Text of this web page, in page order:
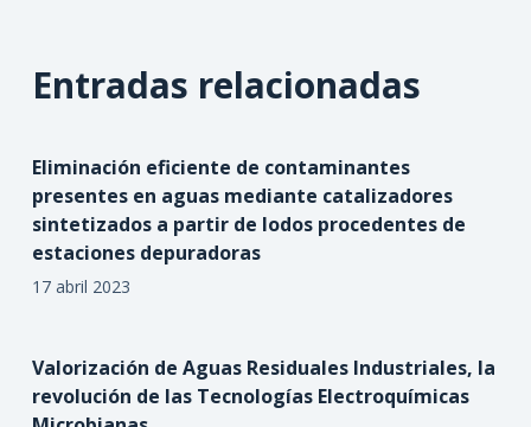
Entradas relacionadas
Eliminación eficiente de contaminantes
presentes en aguas mediante catalizadores
sintetizados a partir de lodos procedentes de
estaciones depuradoras
17 abril 2023
Valorización de Aguas Residuales Industriales, la
revolución de las Tecnologías Electroquímicas